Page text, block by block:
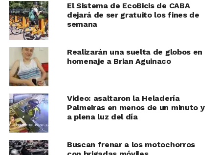
El Sistema de EcoBicis de CABA
dejará de ser gratuito los fines de
semana
Realizarán una suelta de globos en
homenaje a Brian Aguinaco
Video: asaltaron la Heladería
Palmeiras en menos de un minuto y
a plena luz del día
Buscan frenar a los motochorros